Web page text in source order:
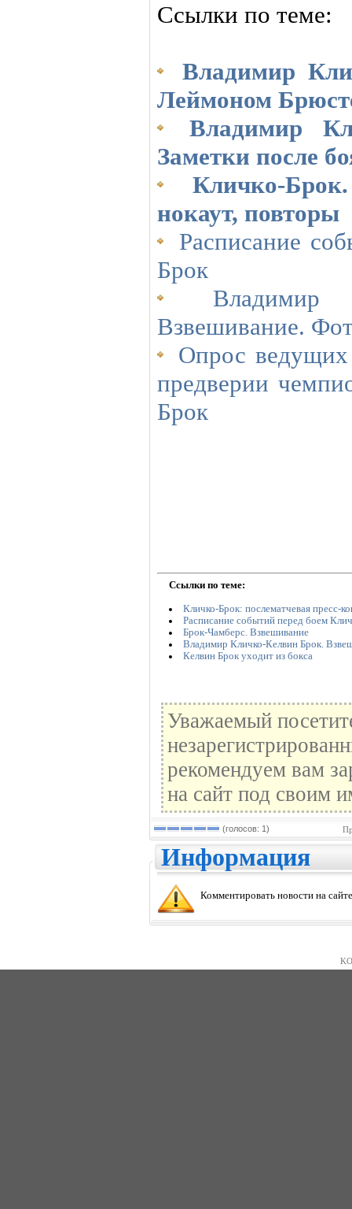
Ссылки по теме:
Владимир
Леймоном
Владимир
Заметки после
Кличко-
нокаут, повторы
Расписание
Брок
Владимир
Взвешивание.
Опрос ведущих
предверии
Брок
Ссылки по теме:
Кличко-Брок: послематчевая пресс-
Расписание событий перед боем
Брок-Чамберс. Взвешивание
Владимир Кличко-Келвин Брок.
Келвин Брок уходит из бокса
Уважаемый
рекомендуем вам
на сайт под своим
(голосов: 1)
Информация
Комментировать новости на